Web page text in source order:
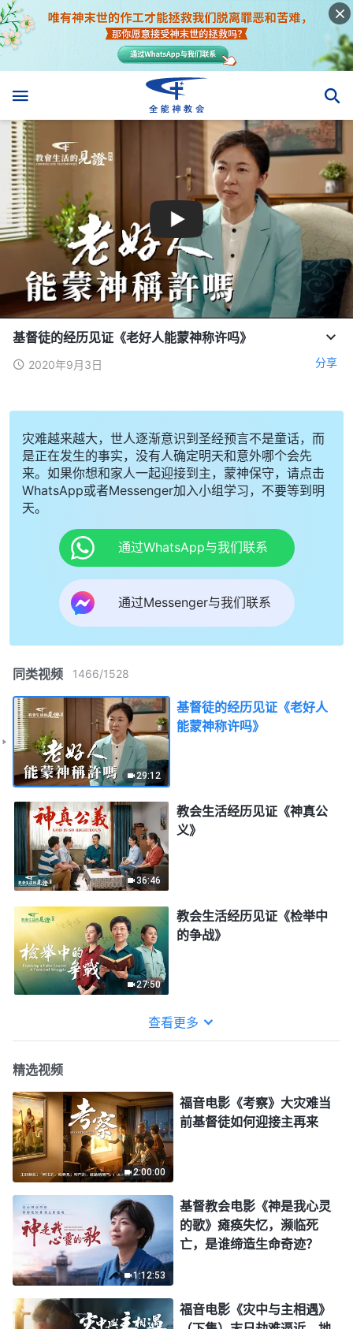
基督徒的经历见证《老好人能蒙神称许吗》
2020年9月3日 分享
灾难越来越大，世人逐渐意识到圣经预言不是童话，而
是正在发生的事实，没有人确定明天和意外哪个会先
来。如果你想和家人一起迎接到主，蒙神保守，请点击
WhatsApp或者Messenger加入小组学习，不要等到明
天。
通过WhatsApp与我们联系
通过Messenger与我们联系
同类视频 1466/1528
29:12
基督徒的经历见证《老好人
能蒙神称许吗》
36:46
教会生活经历见证《神真公
义》
27:50
教会生活经历见证《检举中
的争战》
查看更多
精选视频
2:00:00
福音电影《考察》大灾难当
前基督徒如何迎接主再来
1:12:53
基督教会电影《神是我心灵
的歌》瘫痪失忆，濒临死
亡，是谁缔造生命奇迹？
福音电影《灾中与主相遇》